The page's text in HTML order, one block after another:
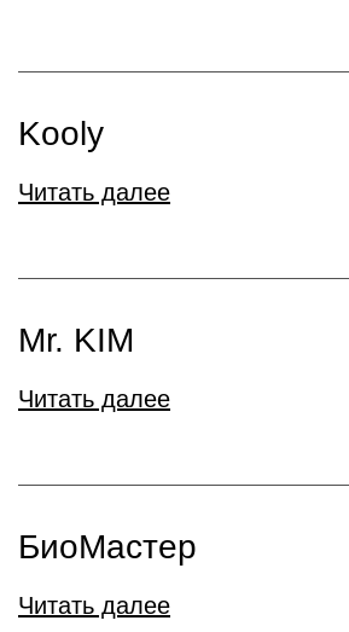
Kooly
Читать далее
Mr. KIM
Читать далее
БиоМастер
Читать далее